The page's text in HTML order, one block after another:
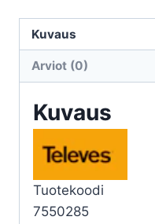
107DBUV
26MA
määrä
Kuvaus
Arviot (0)
Kuvaus
Tuotekoodi
7550285